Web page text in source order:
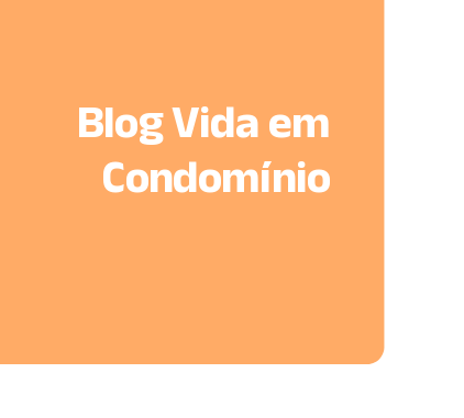
Blog Vida em
Condomínio